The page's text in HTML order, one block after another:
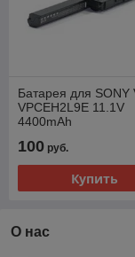
Батарея для SONY
VPCEH2L9E 11.1V
4400mAh
100 руб.
Купить
О нас